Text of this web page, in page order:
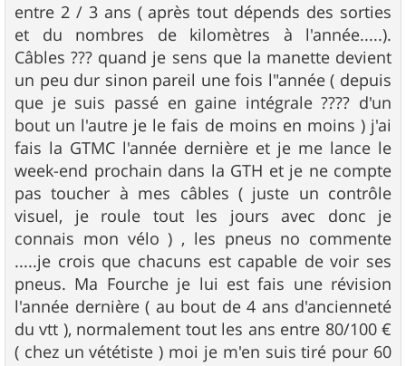
entre 2 / 3 ans ( après tout dépends des sorties
et du nombres de kilomètres à l'année.....).
Câbles ??? quand je sens que la manette devient
un peu dur sinon pareil une fois l"année ( depuis
que je suis passé en gaine intégrale ???? d'un
bout un l'autre je le fais de moins en moins ) j'ai
fais la GTMC l'année dernière et je me lance le
week-end prochain dans la GTH et je ne compte
pas toucher à mes câbles ( juste un contrôle
visuel, je roule tout les jours avec donc je
connais mon vélo ) , les pneus no commente
.....je crois que chacuns est capable de voir ses
pneus. Ma Fourche je lui est fais une révision
l'année dernière ( au bout de 4 ans d'ancienneté
du vtt ), normalement tout les ans entre 80/100 €
( chez un vététiste ) moi je m'en suis tiré pour 60